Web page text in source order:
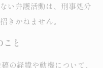
い弁護活動は、刑事処分
きかねません。
と
の経緯や動機について、